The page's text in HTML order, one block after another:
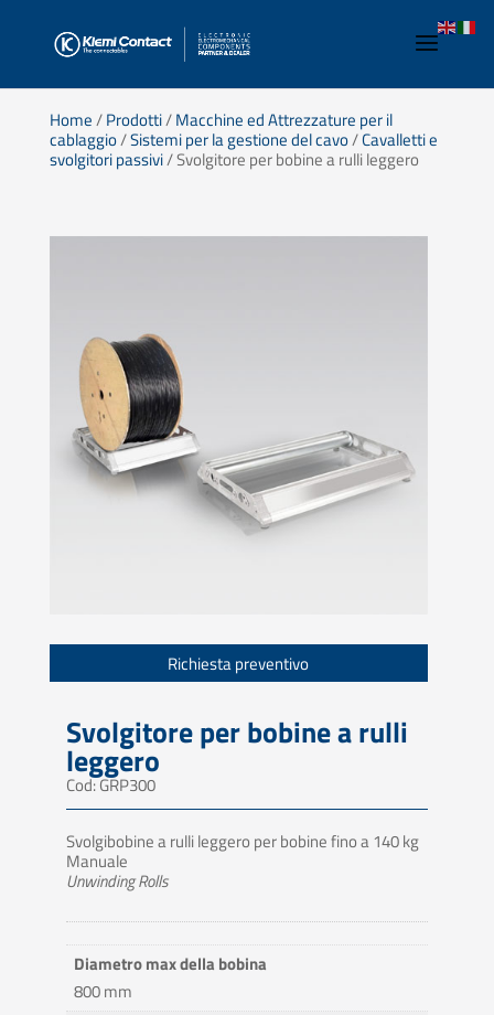
Home/Prodotti/Macchine ed Attrezzature per il
cablaggio/Sistemi per la gestione del cavo/Cavalletti e
svolgitori passivi/ Svolgitore per bobine a rulli leggero
Richiesta preventivo
Svolgitore per bobine a rulli
leggero
Cod: GRP300
Svolgibobine a rulli leggero per bobine fino a 140 kg
Manuale
Unwinding Rolls
Diametro max della bobina
800 mm